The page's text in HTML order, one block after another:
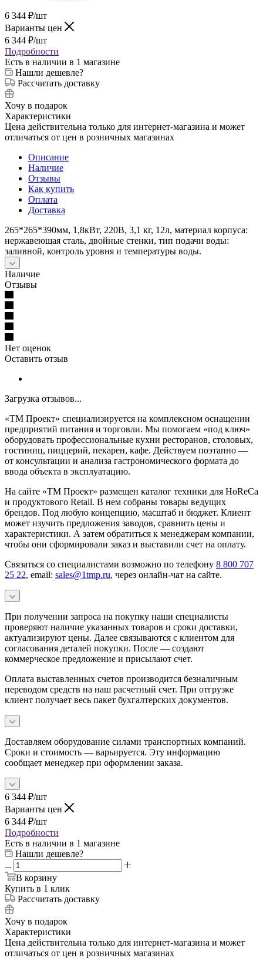
6 344 ₽/шт
Варианты цен
6 344 ₽/шт
Подробности
Есть в наличии в 1 магазине
Нашли дешевле?
Рассчитать доставку
Хочу в подарок
Характеристики
Цена действительна только для интернет-магазина и может
отличаться от цен в розничных магазинах
Описание
Наличие
Отзывы
Как купить
Оплата
Доставка
265*265*390мм, 1,8кВт, 220В, 3,1 кг, 12л, материал корпуса:
нержавеющая сталь, двойные стенки, тип подачи воды:
заливной, контроль уровня и температуры воды.
Наличие
Отзывы
Нет оценок
Оставить отзыв
Загрузка отзывов...
«ТМ Проект» специализируется на комплексном оснащении
предприятий питания и торговли. Мы помогаем «под ключ»
оборудовать профессиональные кухни ресторанов, столовых,
гостиниц, пиццерий, пекарен, кафе. Действуем поэтапно —
от консультации и анализа гастрономического формата до
ввода объекта в эксплуатацию.
На сайте «ТМ Проект» размещен каталог техники для HoReCa
и продуктового Retail. В нем собраны товары ведущих
брендов. Под любую концепцию, масштаб и бюджет. Клиент
может изучить предложения заводов, сравнить цены и
характеристики. А затем обратиться к менеджерам компании,
чтобы они сформировали заказ и выставили счет на оплату.
Связаться со специалистами возможно по телефону 8 800 707
25 22, email: sales@1tmp.ru, через онлайн-чат на сайте.
При получении запроса на покупку наши специалисты
проверяют наличие указанных товаров и сроки доставки,
актуализируют цены. Далее связываются с клиентом для
согласования деталей покупки. После — создают
коммерческое предложение и присылают счет.
Оплата выставленных счетов производится безналичным
переводом средств на наш расчетный счет. При отгрузке
клиент получает весь пакет бухгалтерских документов.
Доставляем оборудование силами транспортных компаний.
Сроки и стоимость — варьируется. Эту информацию
сообщает менеджер при оформлении заказа.
6 344 ₽/шт
Варианты цен
6 344 ₽/шт
Подробности
Есть в наличии в 1 магазине
Нашли дешевле?
В корзину
Купить в 1 клик
Рассчитать доставку
Хочу в подарок
Характеристики
Цена действительна только для интернет-магазина и может
отличаться от цен в розничных магазинах